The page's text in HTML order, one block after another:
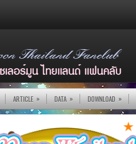
ARTICLE » DATA » DOWNLOAD »